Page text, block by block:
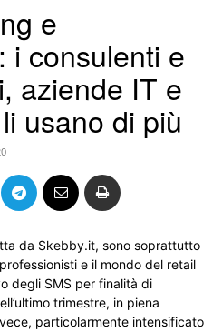
e
i consulenti e
aziende IT e
usano di più
da Skebby.it, sono soprattutto
e il mondo del retail
degli SMS per finalità di
trimestre, in piena
particolarmente intensificato